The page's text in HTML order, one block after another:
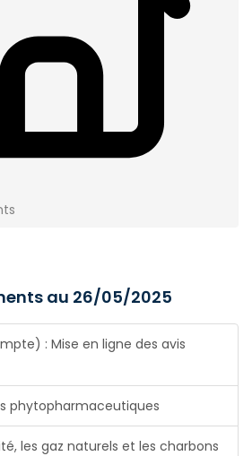
au 26/05/2025
: Mise en ligne des avis
phytopharmaceutiques
les gaz naturels et les charbons